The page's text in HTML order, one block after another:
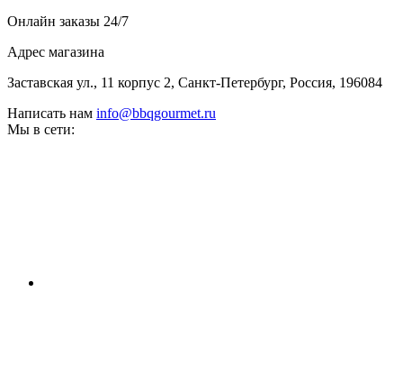
Онлайн заказы 24/7
Адрес магазина
Заставская ул., 11 корпус 2, Санкт-Петербург, Россия, 196084
Написать нам info@bbqgourmet.ru
Мы в сети: